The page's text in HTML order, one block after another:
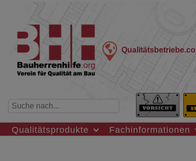
Qualitätsprodukte Fachinformationen